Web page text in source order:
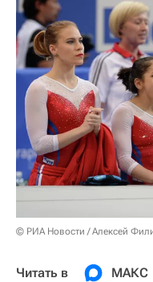
© РИА Новости / Алексей
Читать в МАКС